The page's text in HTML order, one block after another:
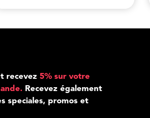
recevez 5% sur votre
Recevez également
speciales, promos et